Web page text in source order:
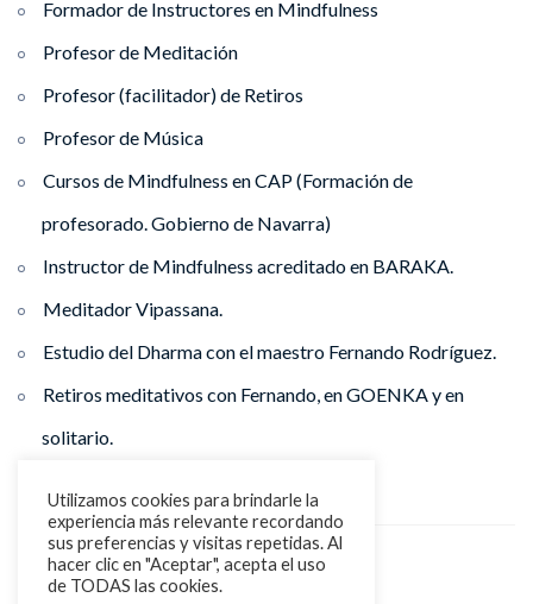
Formador de Instructores en Mindfulness
Profesor de Meditación
Profesor (facilitador) de Retiros
Profesor de Música
Cursos de Mindfulness en CAP (Formación de
profesorado. Gobierno de Navarra)
Instructor de Mindfulness acreditado en BARAKA.
Meditador Vipassana.
Estudio del Dharma con el maestro Fernando Rodríguez.
Retiros meditativos con Fernando, en GOENKA y en
solitario.
MEDITACIÓN RETIRO
Utilizamos cookies para brindarle la
experiencia más relevante recordando
sus preferencias y visitas repetidas. Al
hacer clic en "Aceptar", acepta el uso
de TODAS las cookies.